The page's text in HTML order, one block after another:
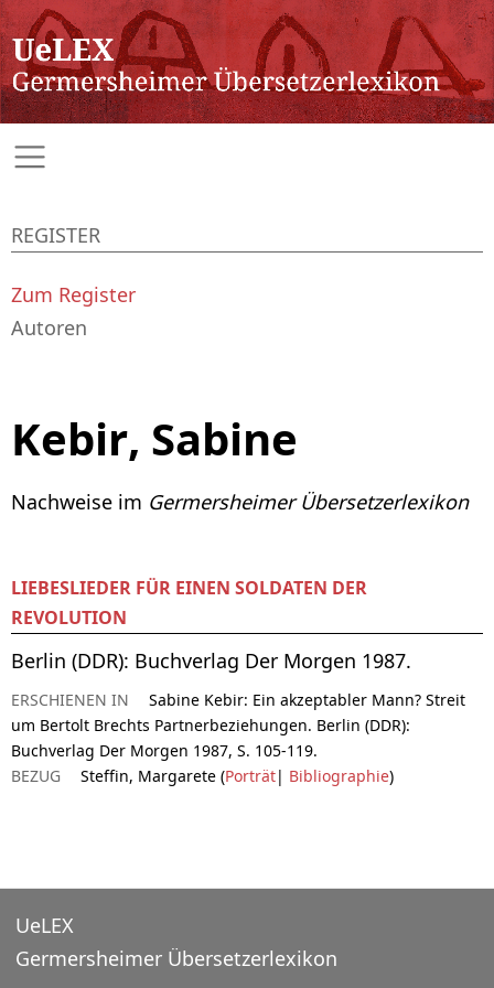
Kebir, Sabine
Nachweise im Germersheimer Übersetzerlexikon
LIEBESLIEDER FÜR EINEN SOLDATEN DER
REVOLUTION
Berlin (DDR): Buchverlag Der Morgen 1987.
ERSCHIENEN IN
Sabine Kebir: Ein akzeptabler Mann? Streit
um Bertolt Brechts Partnerbeziehungen. Berlin (DDR):
Buchverlag Der Morgen 1987, S. 105-119.
BEZUG
Steffin, Margarete (Porträt| Bibliographie)
REGISTER
Zum Register
Autoren
UeLEX
Germersheimer Übersetzerlexikon